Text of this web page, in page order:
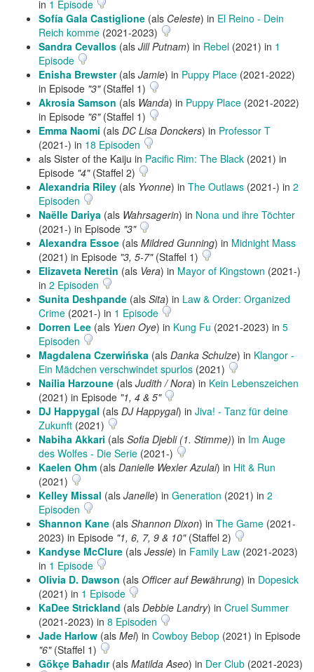
in 1 Episode
Sofía Gala Castiglione (als Celeste) in El Reino - Dein
Reich komme (2021-2023)
Sandra Cevallos (als Jill Putnam) in Rebel (2021) in 1
Episode
Enisha Brewster(als Jamie) in Puppy Place (2021-2022)
in Episode "3"(Staffel 1)
Akrosia Samson (als Wanda) in Puppy Place (2021-2022)
in Episode "6"(Staffel 1)
Emma Naomi (als DC Lisa Donckers) in Professor T
(2021-) in 18 Episoden
als Sister of the Kaiju in Pacific Rim: The Black (2021) in
Episode "4"(Staffel 2)
Alexandria Riley (als Yvonne) in The Outlaws (2021-) in 2
Episoden
Naëlle Dariya (als Wahrsagerin) in Nona und ihre Töchter
(2021-) in Episode "3"
Alexandra Essoe (als Mildred Gunning) in Midnight Mass
(2021) in Episode "3, 5-7"(Staffel 1)
Elizaveta Neretin (als Vera) in Mayor of Kingstown (2021-)
in 2 Episoden
Sunita Deshpande (als Sita) in Law & Order: Organized
Crime (2021-) in 1 Episode
Dorren Lee (als Yuen Oye) in Kung Fu (2021-2023) in 5
Episoden
Magdalena Czerwińska (als Danka Schulze) in Klangor -
Ein Mädchen verschwindet spurlos (2021)
Nailia Harzoune (als Judith / Nora) in Kein Lebenszeichen
(2021) in Episode "1, 4 & 5"
DJ Happygal (als DJ Happygal) in Jiva! - Tanz für deine
Zukunft (2021)
Nabiha Akkari (als Sofia Djebli (1. Stimme)) in Im Auge
des Wolfes - Die Serie (2021-)
Kaelen Ohm (als Danielle Wexler Azulai) in Hit & Run
(2021)
Kelley Missal (als Janelle) in Generation (2021) in 2
Episoden
Shannon Kane (als Shannon Dixon) in The Game (2021-
2023) in Episode "1, 6, 7, 9 & 10"(Staffel 2)
Kandyse McClure (als Jessie) in Family Law (2021-2023)
in 1 Episode
Olivia D. Dawson (als Officer auf Bewährung) in Dopesick
(2021) in 1 Episode
KaDee Strickland (als Debbie Landry) in Cruel Summer
(2021-2023) in 8 Episoden
Jade Harlow (als Mel) in Cowboy Bebop (2021) in Episode
"6"(Staffel 1)
Gökçe Bahadır(als Matilda Aseo) in Der Club (2021-2023)